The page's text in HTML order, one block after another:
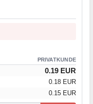
PRIVATKUNDE
0.19 EUR
0.18 EUR
0.15 EUR